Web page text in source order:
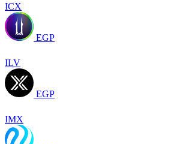
ICX
EGP
ILV
EGP
IMX